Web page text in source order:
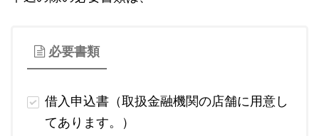
必要書類
借入申込書（取扱金融機関の店舗に用意し
てあります。）